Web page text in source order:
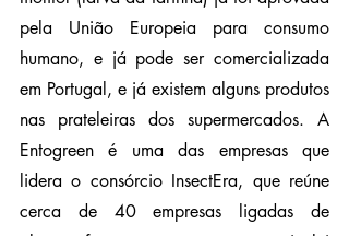
pela União Europeia para consumo
humano, e já pode ser comercializada
em Portugal, e já existem alguns produtos
nas prateleiras dos supermercados. A
Entogreen é uma das empresas que
lidera o consórcio InsectEra, que reúne
cerca de 40 empresas ligadas de